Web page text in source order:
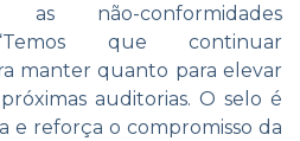
as não-conformidades
que continuar
manter quanto para elevar
auditorias. O selo é
e reforça o compromisso da